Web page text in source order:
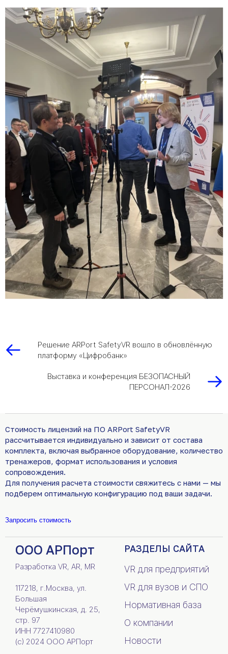
Решение ARPort SafetyVR вошло в обновлённую
платформу «Цифробанк»
Выставка и конференция БЕЗОПАСНЫЙ
ПЕРСОНАЛ-2026
Стоимость лицензий на ПО ARPort SafetyVR
рассчитывается индивидуально и зависит от состава
комплекта, включая выбранное оборудование, количество
тренажеров, формат использования и условия
сопровождения.
Для получения расчета стоимости свяжитесь с нами — мы
подберем оптимальную конфигурацию под ваши задачи.
Запросить стоимость
ООО АРПорт
Разработка VR, AR, MR
117218, г.Москва, ул.
Большая
Черёмушкинская, д. 25,
стр. 97
ИНН 7727410980
(c) 2024 ООО АРПорт
РАЗДЕЛЫ САЙТА
VR для предприятий
VR для вузов и СПО
Нормативная база
О компании
Новости